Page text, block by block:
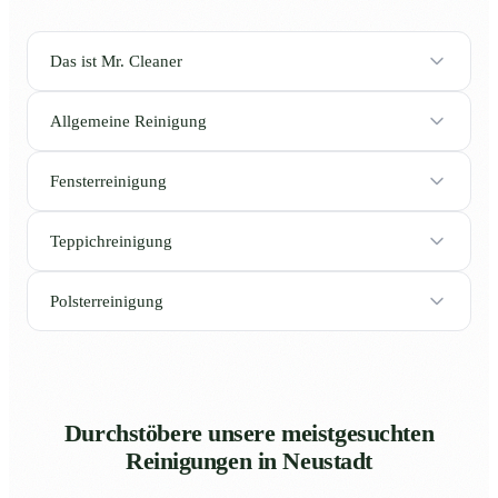
Das ist Mr. Cleaner
Allgemeine Reinigung
Fensterreinigung
Teppichreinigung
Polsterreinigung
Durchstöbere unsere meistgesuchten
Reinigungen in Neustadt